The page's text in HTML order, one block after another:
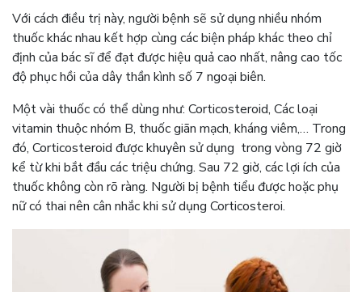
Với cách điều trị này, người bệnh sẽ sử dụng nhiều nhóm
thuốc khác nhau kết hợp cùng các biện pháp khác theo chỉ
định của bác sĩ để đạt được hiệu quả cao nhất, nâng cao tốc
độ phục hồi của dây thần kình số 7 ngoại biên.
Một vài thuốc có thể dùng như: Corticosteroid, Các loại
vitamin thuộc nhóm B, thuốc giãn mạch, kháng viêm,… Trong
đó, Corticosteroid được khuyên sử dụng trong vòng 72 giờ
kể từ khi bắt đầu các triệu chứng. Sau 72 giờ, các lợi ích của
thuốc không còn rõ ràng. Người bị bệnh tiểu được hoặc phụ
nữ có thai nên cân nhắc khi sử dụng Corticosteroi.